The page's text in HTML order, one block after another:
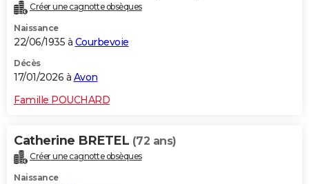
Créer une cagnotte obsèques
Naissance
22/06/1935 à Courbevoie
Décès
17/01/2026 à Avon
Famille POUCHARD
Catherine BRETEL (72 ans)
Créer une cagnotte obsèques
Naissance